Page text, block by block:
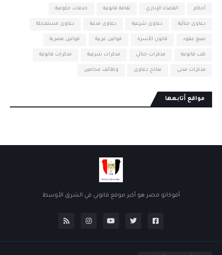
أحكام القضاء الإداري ثقافة قانونية خدمات حكومية
دعاوى جنائية دعاوى شرعية دعاوى مدنية دعاوى مستعجلة
صيغ عقود قانون الأسرة قوانين عربية قوانين مصرية
كتب قانونية مذكرات جنائي مذكرات شرعية مذكرات قانونية
مذكرات مدني نماذج دعاوى وظائف محامين
مواقع أتابعها
أفوكاتو مصر هو أكبر موقع قانوني في الشرق الأوسط